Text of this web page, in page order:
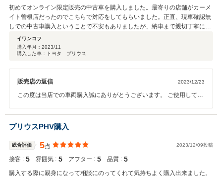
初めてオンライン限定販売の中古車を購入しました。最寄りの店舗がカーメ
イト曽根店だったのでこちらで対応をしてもらいました。正直、現車確認無
しでの中古車購入ということで不安もありましたが、納車まで親切丁寧に対
応してもらい非常に満足度の高い買い物になりました。また機会があれば利
用したいと思います。
イワンコフ
購入年月： 2023/11
購入した車：トヨタ プリウス
販売店の返信 2023/12/23
この度は当店での車両購入誠にありがとうございます。 ご使用してい
幸いです。 今後とも末永いお付き合いを宜しくお願い致します。福岡
トヨペット株式会社カーメイト曽根 満江
プリウスPHV購入
総合評価 5点 2023/12/09投稿
接客 : 5 雰囲気 : 5 アフター : 5 品質 : 5
購入する際に親身になって相談にのってくれて気持ちよく購入出来ました。